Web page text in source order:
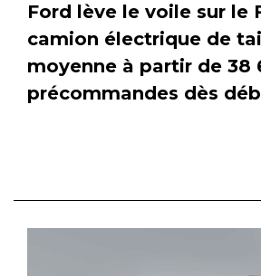
Ford lève le voile sur le
camion électrique de
moyenne à partir de 38
précommandes dès